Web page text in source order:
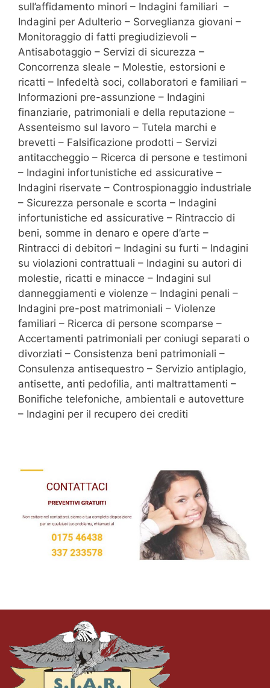
sull’affidamento minori – Indagini familiari –
Indagini per Adulterio – Sorveglianza giovani –
Monitoraggio di fatti pregiudizievoli –
Antisabotaggio – Servizi di sicurezza –
Concorrenza sleale – Molestie, estorsioni e
ricatti – Infedeltà soci, collaboratori e familiari –
Informazioni pre-assunzione – Indagini
finanziarie, patrimoniali e della reputazione –
Assenteismo sul lavoro – Tutela marchi e
brevetti – Falsificazione prodotti – Servizi
antitaccheggio – Ricerca di persone e testimoni
– Indagini infortunistiche ed assicurative –
Indagini riservate – Controspionaggio industriale
– Sicurezza personale e scorta – Indagini
infortunistiche ed assicurative – Rintraccio di
beni, somme in denaro e opere d’arte –
Rintracci di debitori – Indagini su furti – Indagini
su violazioni contrattuali – Indagini su autori di
molestie, ricatti e minacce – Indagini sul
danneggiamenti e violenze – Indagini penali –
Indagini pre-post matrimoniali – Violenze
familiari – Ricerca di persone scomparse –
Accertamenti patrimoniali per coniugi separati o
divorziati – Consistenza beni patrimoniali –
Consulenza antisequestro – Servizio antiplagio,
antisette, anti pedofilia, anti maltrattamenti –
Bonifiche telefoniche, ambientali e autovetture
– Indagini per il recupero dei crediti